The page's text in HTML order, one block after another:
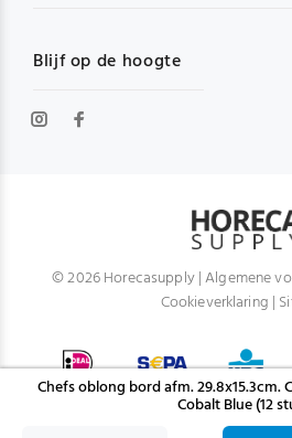
Chefs oblong bord afm. 29.8x15.3cm.
Cobalt Blue (12
Blijf op de hoogte
© 2026 Horecasupply |Algemene
Cookieverklaring |